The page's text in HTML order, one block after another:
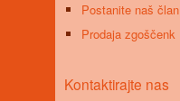
Postanite naš član
Prodaja zgoščenk
Kontaktirajte nas